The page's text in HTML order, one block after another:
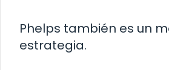
Phelps también es un
estrategia.